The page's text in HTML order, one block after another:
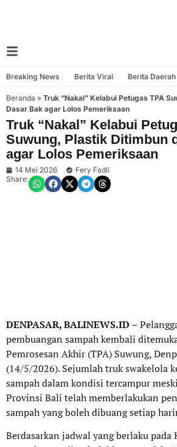
Breaking News Berita Viral Berita Daerah
Beranda » Truk “Nakal” Kelabui Petugas TPA
Dasar Bak agar Lolos Pemeriksaan
Truk “Nakal” Kelabui
Suwung, Plastik Ditimbun
agar Lolos Pemeriksaan
14 Mei 2026
Fery Fadli
Share:
DENPASAR, BALINEWS.ID –
pembuangan sampah kembali
Pemrosesan Akhir (TPA) Suwung,
(14/5/2026). Sejumlah truk swakelola
sampah dalam kondisi tercampur
Provinsi Bali telah memberlakukan
sampah yang boleh dibuang setiap
Berdasarkan jadwal yang berlaku